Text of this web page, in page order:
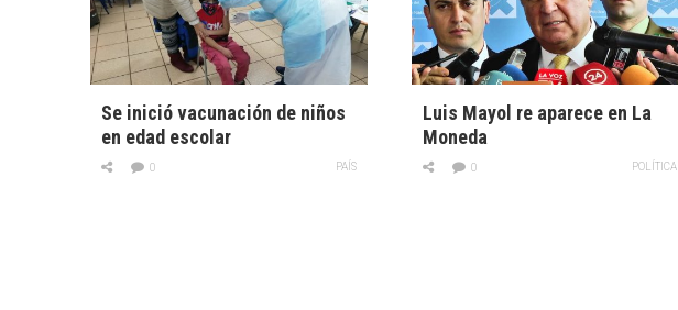
Se inició vacunación de niños
en edad escolar
PAÍS
0
Luis Mayol re aparece en La
Moneda
POLÍTICA
0